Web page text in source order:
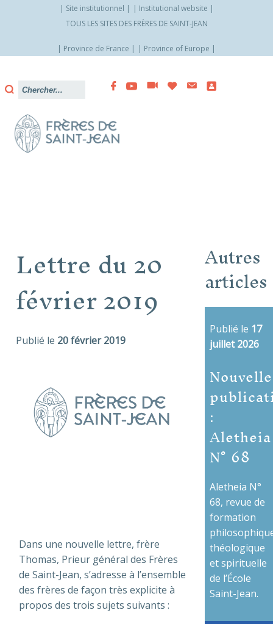
Site institutionnel
Institutional website
TOUS LES SITES DES FRÈRES DE SAINT-JEAN
Province de France
Province of Europe
le
Lettre du 20
février 2019
Publié le 20 février 2019
Dans une nouvelle lettre, frère
Thomas, Prieur général des Frères
de Saint-Jean, s’adresse à l’ensemble
des frères de façon très explicite à
propos des trois sujets suivants :
Autres
articles
Publié le 17
juillet 2026
Nouvelle
:
Aletheia
N° 68
Aletheia N°
68, revue de
formation
théologique
et spirituelle
de l’École
Saint-Jean.